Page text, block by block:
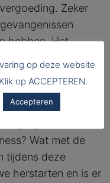
Zeker
hebben. Het
natuurlijk ook voor
systeem werken.
Wat
Wat met de
tijdens deze
herstarten en is er
op deze website
op ACCEPTEREN.
Accepteren